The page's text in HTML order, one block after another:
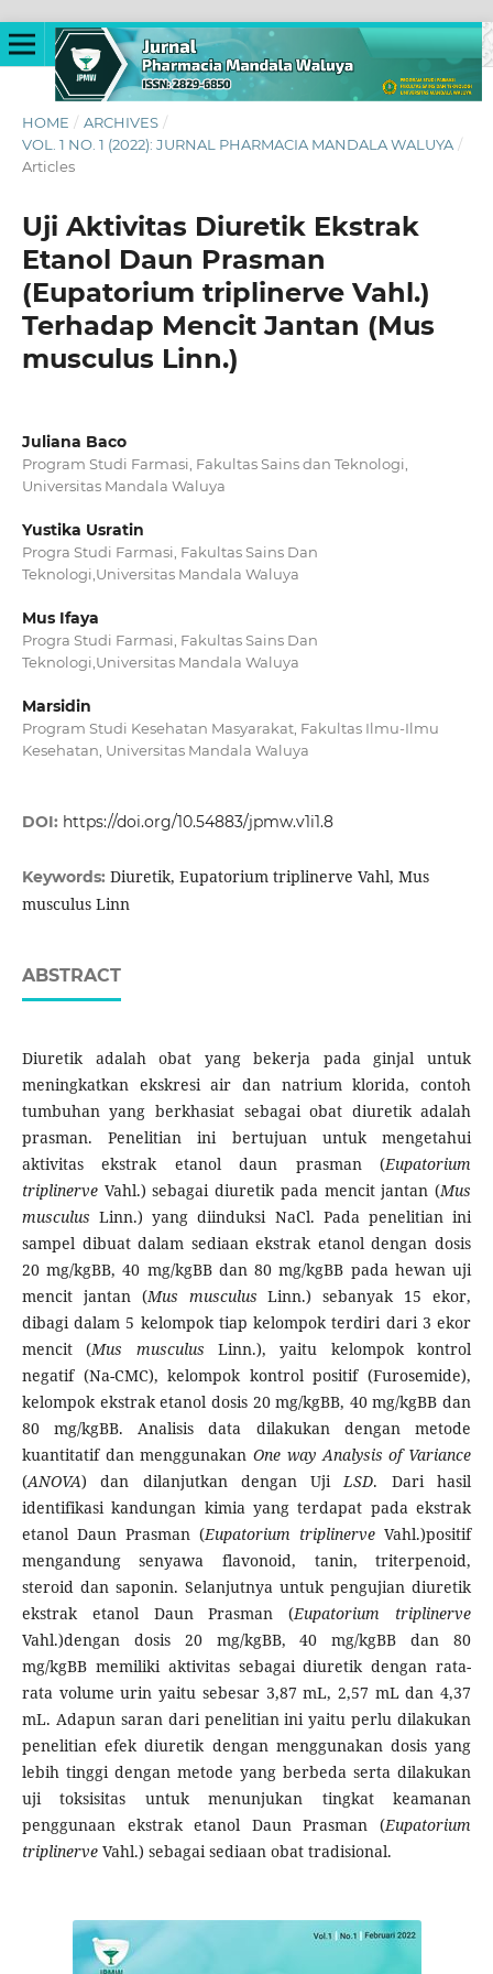
HOME / ARCHIVES /
VOL. 1 NO. 1 (2022): JURNAL PHARMACIA MANDALA WALUYA /
Articles
Uji Aktivitas Diuretik Ekstrak
Etanol Daun Prasman
(Eupatorium triplinerve Vahl.)
Terhadap Mencit Jantan (Mus
musculus Linn.)
Juliana Baco
Program Studi Farmasi, Fakultas Sains dan Teknologi,
Universitas Mandala Waluya
Yustika Usratin
Progra Studi Farmasi, Fakultas Sains Dan
Teknologi,Universitas Mandala Waluya
Mus Ifaya
Progra Studi Farmasi, Fakultas Sains Dan
Teknologi,Universitas Mandala Waluya
Marsidin
Program Studi Kesehatan Masyarakat, Fakultas Ilmu-Ilmu
Kesehatan, Universitas Mandala Waluya
DOI: https://doi.org/10.54883/jpmw.v1i1.8
Keywords: Diuretik, Eupatorium triplinerve Vahl, Mus
musculus Linn
ABSTRACT
Diuretik adalah obat yang bekerja pada ginjal untuk
meningkatkan ekskresi air dan natrium klorida, contoh
tumbuhan yang berkhasiat sebagai obat diuretik adalah
prasman. Penelitian ini bertujuan untuk mengetahui
aktivitas ekstrak etanol daun prasman (Eupatorium
triplinerveVahl.) sebagai diuretik pada mencit jantan (Mus
musculusLinn.) yang diinduksi NaCl. Pada penelitian ini
sampel dibuat dalam sediaan ekstrak etanol dengan dosis
20 mg/kgBB, 40 mg/kgBB dan 80 mg/kgBB pada hewan uji
mencit jantan (Mus musculusLinn.) sebanyak 15 ekor,
dibagi dalam 5 kelompok tiap kelompok terdiri dari 3 ekor
mencit (Mus musculus Linn.), yaitu kelompok kontrol
negatif (Na-CMC), kelompok kontrol positif (Furosemide),
kelompok ekstrak etanol dosis 20 mg/kgBB, 40 mg/kgBB dan
80 mg/kgBB. Analisis data dilakukan dengan metode
kuantitatif dan menggunakanOne way Analysis of Variance
(ANOVA) dan dilanjutkan dengan UjiLSD. Dari hasil
identifikasi kandungan kimia yang terdapat pada ekstrak
etanol Daun Prasman (Eupatorium triplinerve Vahl.)positif
mengandung senyawa flavonoid, tanin, triterpenoid,
steroid dan saponin. Selanjutnya untuk pengujian diuretik
ekstrak etanol Daun Prasman (Eupatorium triplinerve
Vahl.)dengan dosis 20 mg/kgBB, 40 mg/kgBB dan 80
mg/kgBB memiliki aktivitas sebagai diuretik dengan rata-
rata volume urin yaitu sebesar 3,87 mL, 2,57 mL dan 4,37
mL. Adapun saran dari penelitian ini yaitu perlu dilakukan
penelitian efek diuretik dengan menggunakan dosis yang
lebih tinggi dengan metode yang berbeda serta dilakukan
uji toksisitas untuk menunjukan tingkat keamanan
penggunaan ekstrak etanol Daun Prasman (Eupatorium
triplinerveVahl.) sebagai sediaan obat tradisional.